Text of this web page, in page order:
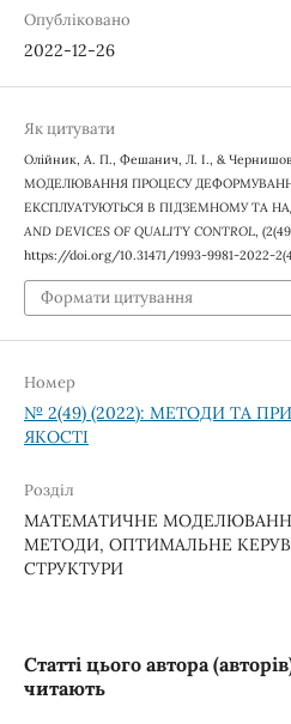
Опубліковано
2022-12-26
Як цитувати
Олійник, А. П., Фешанич, Л. І., &
МОДЕЛЮВАННЯ ПРОЦЕСУ
ЕКСПЛУАТУЮТЬСЯ В ПІДЗЕМНОМУ ТА
AND DEVICES OF QUALITY CONTROL,
https://doi.org/10.31471/1993-9981-2022-
Формати цитування
Номер
№ 2(49) (2022): МЕТОДИ ТА
ЯКОСТІ
Розділ
МАТЕМАТИЧНЕ
МЕТОДИ, ОПТИМАЛЬНЕ
СТРУКТУРИ
Статті цього автора
читають